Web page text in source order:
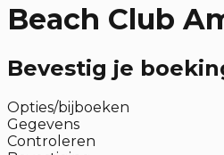
Beach Club
Bevestig je
Opties/bijboeken
Gegevens
Controleren